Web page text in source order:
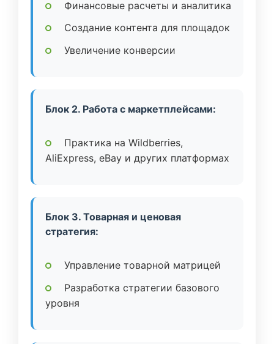
Финансовые расчеты и аналитика
Создание контента для площадок
Увеличение конверсии
Блок 2. Работа с маркетплейсами:
Практика на Wildberries,
AliExpress, eBay и других платформах
Блок 3. Товарная и ценовая
стратегия:
Управление товарной матрицей
Разработка стратегии базового
уровня